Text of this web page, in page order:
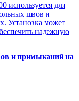
используется для
швов и
Установка может
надежную
и примыканий на